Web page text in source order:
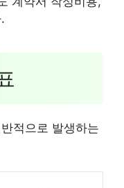
적으로 발생하는